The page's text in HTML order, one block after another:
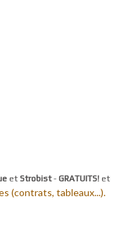
et Strobist- GRATUITS! et
(contrats, tableaux...).